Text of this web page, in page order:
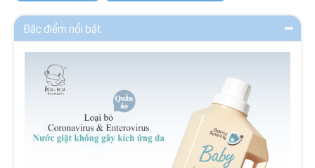
Đặc điểm nổi bật